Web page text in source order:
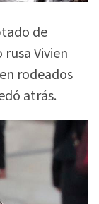
de
Vivien
rodeados
atrás.